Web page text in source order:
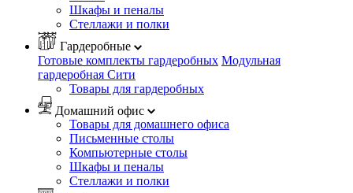
Шкафы и пеналы
Стеллажи и полки
Гардеробные
Готовые комплекты гардеробных Модульная
гардеробная Сити
Товары для гардеробных
Домашний офис
Товары для домашнего офиса
Письменные столы
Компьютерные столы
Шкафы и пеналы
Стеллажи и полки